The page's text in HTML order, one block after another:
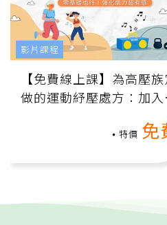
【免費線上課】為高壓族
做的運動紓壓處方：加入
特價 免
影片課程